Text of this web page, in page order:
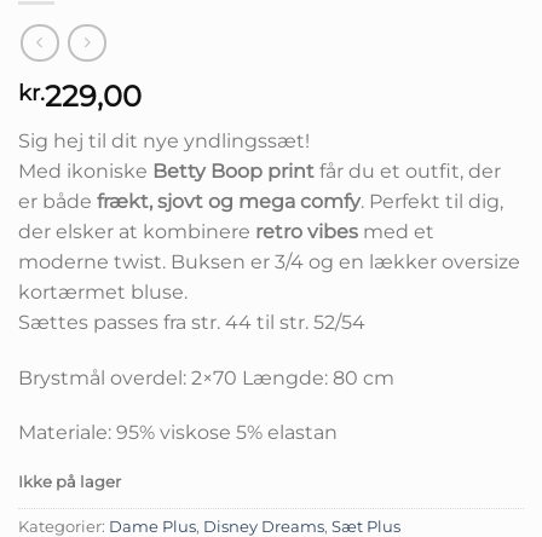
kr.229,00
Sig hej til dit nye yndlingssæt!
Med ikoniske Betty Boop print får du et outfit, der
er både frækt, sjovt og mega comfy. Perfekt til dig,
der elsker at kombinere retro vibes med et
moderne twist. Buksen er 3/4 og en lækker oversize
kortærmet bluse.
Sættes passes fra str. 44 til str. 52/54
Brystmål overdel: 2×70 Længde: 80 cm
Materiale: 95% viskose 5% elastan
Ikke på lager
Kategorier: Dame Plus, Disney Dreams, Sæt Plus